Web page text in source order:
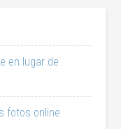
en lugar de
fotos online